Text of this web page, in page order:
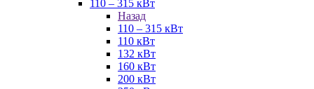
110 – 315 кВт
Назад
110 – 315 кВт
110 кВт
132 кВт
160 кВт
200 кВт